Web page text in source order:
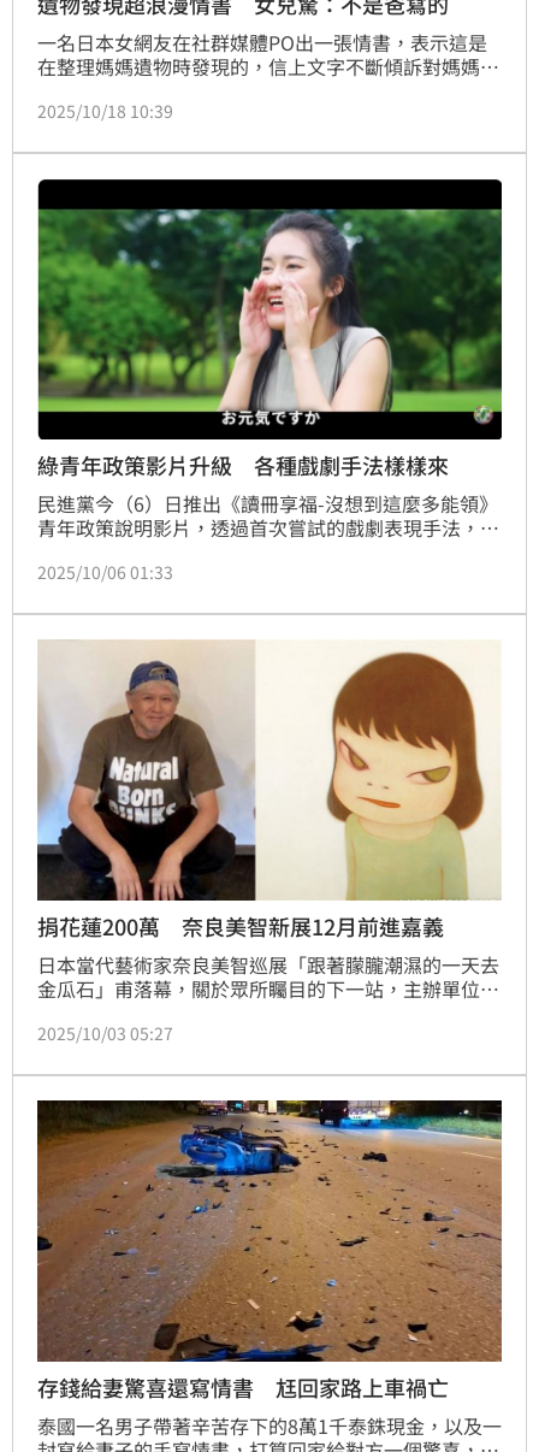
一名日本女網友在社群媒體PO出一張情書，表示這是
在整理媽媽遺物時發現的，信上文字不斷傾訴對媽媽的
家庭的心情溢於言表，文末署名慎司，女網友看到最後
我爸」。
2025/10/18 10:39
綠青年政策影片升級 各種戲劇手法樣樣來
民進黨今（6）日推出《讀冊享福-沒想到這麼多能領》
青年政策說明影片，透過首次嘗試的戲劇表現手法，致
八劇，橋段設計彩蛋重重。主持人邱庭化身形影不離的
讀書的施政目標。
2025/10/06 01:33
捐花蓮200萬 奈良美智新展12月前進嘉義
日本當代藝術家奈良美智巡展「跟著朦朧潮濕的一天去
金瓜石」甫落幕，關於眾所矚目的下一站，主辦單位文
號倉庫」！展期為2025年12月12至2026年5月17日，
朋友度過長達5個月的美好時光。
2025/10/03 05:27
存錢給妻驚喜還寫情書 尪回家路上車禍亡
泰國一名男子帶著辛苦存下的8萬1千泰銖現金，以及一